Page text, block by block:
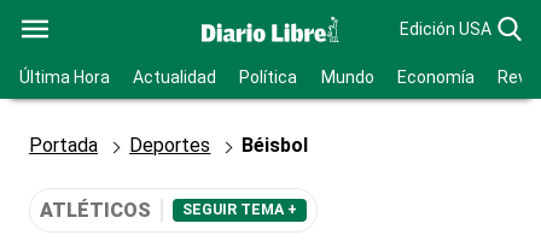
Edición USA
Última Hora Actualidad Política Mundo Economía
Portada Deportes Béisbol
ATLÉTICOS SEGUIR TEMA +